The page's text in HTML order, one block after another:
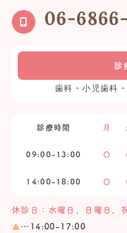
06-
診
歯科・小児歯科
診療時間 月
09:00-13:00 〇
14:00-18:00 〇
休診日：水曜日、日曜日、
▲ …14:00-17:00